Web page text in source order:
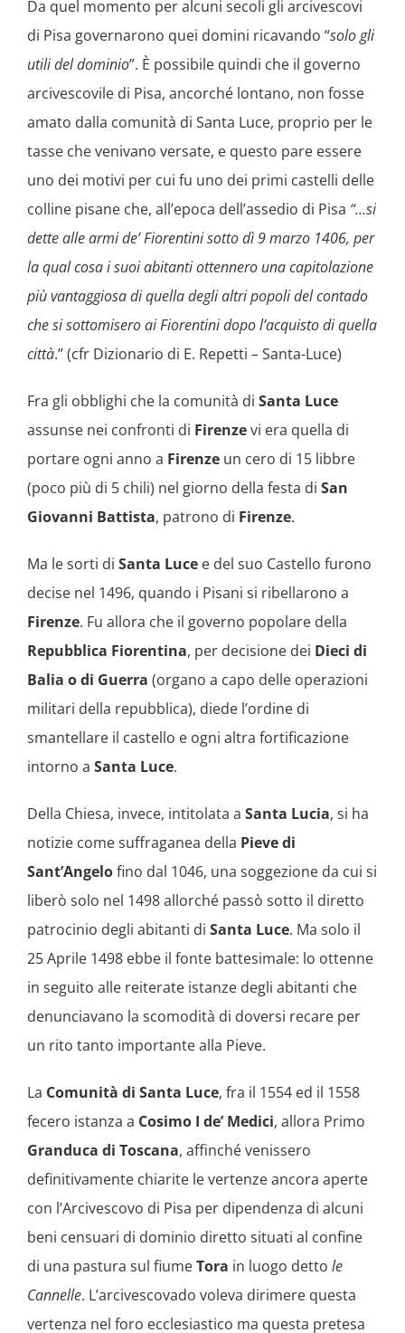
Da quel momento per alcuni secoli gli arcivescovi
di Pisa governarono quei domini ricavando “solo gli
utili del dominio”. È possibile quindi che il governo
arcivescovile di Pisa, ancorché lontano, non fosse
amato dalla comunità di Santa Luce, proprio per le
tasse che venivano versate, e questo pare essere
uno dei motivi per cui fu uno dei primi castelli delle
colline pisane che, all’epoca dell’assedio di Pisa “…si
dette alle armi de’ Fiorentini sotto dì 9 marzo 1406, per
la qual cosa i suoi abitanti ottennero una capitolazione
più vantaggiosa di quella degli altri popoli del contado
che si sottomisero ai Fiorentini dopo l’acquisto di quella
città.” (cfr Dizionario di E. Repetti – Santa-Luce)
Fra gli obblighi che la comunità di Santa Luce
assunse nei confronti di Firenzevi era quella di
portare ogni anno a Firenze un cero di 15 libbre
(poco più di 5 chili) nel giorno della festa di San
Giovanni Battista, patrono di Firenze.
Ma le sorti di Santa Luce e del suo Castello furono
decise nel 1496, quando i Pisani si ribellarono a
Firenze. Fu allora che il governo popolare della
Repubblica Fiorentina, per decisione dei Dieci di
Balia o di Guerra (organo a capo delle operazioni
militari della repubblica), diede l’ordine di
smantellare il castello e ogni altra fortificazione
intorno a Santa Luce.
Della Chiesa, invece, intitolata a Santa Lucia, si ha
notizie come suffraganea della Pieve di
Sant’Angelofino dal 1046, una soggezione da cui si
liberò solo nel 1498 allorché passò sotto il diretto
patrocinio degli abitanti di Santa Luce. Ma solo il
25 Aprile 1498 ebbe il fonte battesimale: lo ottenne
in seguito alle reiterate istanze degli abitanti che
denunciavano la scomodità di doversi recare per
un rito tanto importante alla Pieve.
La Comunità di Santa Luce, fra il 1554 ed il 1558
fecero istanza a Cosimo I de’ Medici, allora Primo
Granduca di Toscana, affinché venissero
definitivamente chiarite le vertenze ancora aperte
con l’Arcivescovo di Pisa per dipendenza di alcuni
beni censuari di dominio diretto situati al confine
di una pastura sul fiumeTora in luogo detto le
Cannelle. L’arcivescovado voleva dirimere questa
vertenza nel foro ecclesiastico ma questa pretesa